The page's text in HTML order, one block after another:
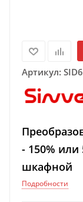
Артикул:
- 150% или
шкафной
Подробности